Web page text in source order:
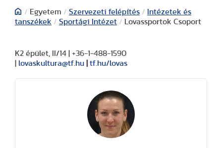
/ Egyetem / Szervezeti felépítés / Intézetek és
tanszékek / Sportági Intézet / Lovassportok Csoport
K2 épület, II/14 | +36-1-488-1590
| lovaskultura@tf.hu tf.hu/lovas